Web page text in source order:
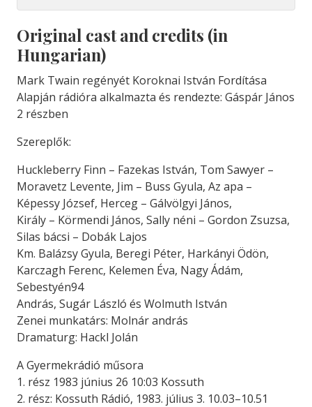
Original cast and credits (in
Hungarian)
Mark Twain regényét Koroknai István Fordítása
Alapján rádióra alkalmazta és rendezte: Gáspár János
2 részben
Szereplők:
Huckleberry Finn – Fazekas István, Tom Sawyer –
Moravetz Levente, Jim – Buss Gyula, Az apa –
Képessy József, Herceg – Gálvölgyi János,
Király – Körmendi János, Sally néni – Gordon Zsuzsa,
Silas bácsi – Dobák Lajos
Km. Balázsy Gyula, Beregi Péter, Harkányi Ödön,
Karczagh Ferenc, Kelemen Éva, Nagy Ádám,
Sebestyén94
András, Sugár László és Wolmuth István
Zenei munkatárs: Molnár andrás
Dramaturg: Hackl Jolán
A Gyermekrádió műsora
1. rész 1983 június 26 10:03 Kossuth
2. rész: Kossuth Rádió, 1983. július 3. 10.03–10.51